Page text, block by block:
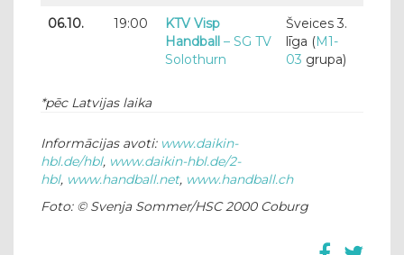
06.10. 19:00
KTV Visp
Handball – SG TV
Solothurn
Šveices 3.
līga (M1-
03 grupa)
*pēc Latvijas laika
Informācijas avoti: www.daikin-
hbl.de/hbl, www.daikin-hbl.de/2-
hbl, www.handball.net, www.handball.ch
Foto: © Svenja Sommer/HSC 2000 Coburg